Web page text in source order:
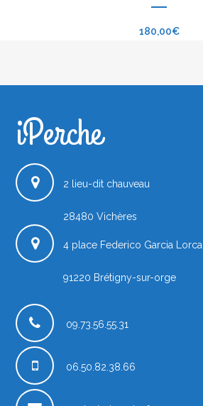
180,00€
iPerche.fr
iPerche
2 lieu-dit chauveau
28480 Vichères
4 place Federico Garcia Lorca
91220 Brétigny-sur-orge
09.73.56.55.31
06.50.82.38.66